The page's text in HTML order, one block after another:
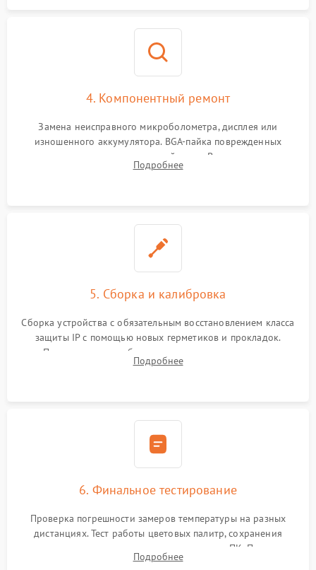
4. Компонентный ремонт
Замена неисправного микроболометра, дисплея или
изношенного аккумулятора. BGA-пайка поврежденных
контроллеров на материнской плате. Восстановление
разъемов и кнопок, замена поврежденных элементов
Подробнее
5. Сборка и калибровка
Сборка устройства с обязательным восстановлением класса
защиты IP с помощью новых герметиков и прокладок.
Программная калибровка матрицы по эталонному
абсолютно черному телу для точного измерения температур.
Подробнее
6. Финальное тестирование
Проверка погрешности замеров температуры на разных
дистанциях. Тест работы цветовых палитр, сохранения
термограмм в память и передачи данных на ПК. Проверка
автономности работы и итоговый контроль качества.
Подробнее